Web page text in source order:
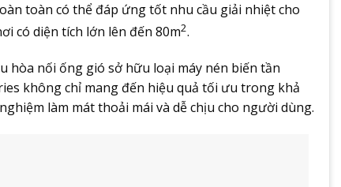
toàn có thể đáp ứng tốt nhu cầu giải nhiệt cho
có diện tích lớn lên đến 80m2.
hòa nối ống gió sở hữu loại máy nén biến tần
không chỉ mang đến hiệu quả tối ưu trong khả
làm mát thoải mái và dễ chịu cho người dùng.